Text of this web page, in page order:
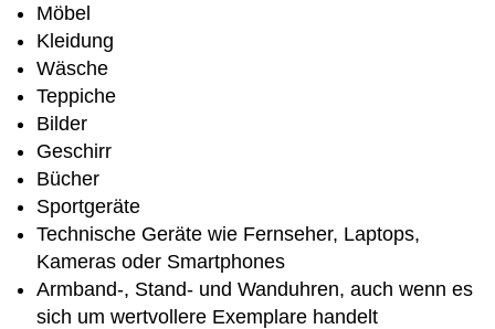
Möbel
Kleidung
Wäsche
Teppiche
Bilder
Geschirr
Bücher
Sportgeräte
Technische Geräte wie Fernseher, Laptops,
Kameras oder Smartphones
Armband-, Stand- und Wanduhren, auch wenn es
sich um wertvollere Exemplare handelt